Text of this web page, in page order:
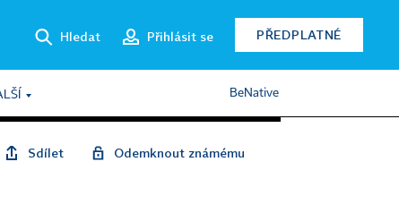
Hledat Přihlásit se PŘEDPLATNÉ
BeNative
Sdílet Odemknout známému